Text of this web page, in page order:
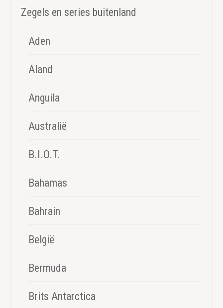
Zegels en series buitenland
Aden
Aland
Anguila
Australië
B.I.O.T.
Bahamas
Bahrain
België
Bermuda
Brits Antarctica